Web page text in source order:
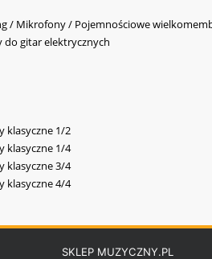
/ Mikrofony / Pojemnościowe
do gitar elektrycznych
klasyczne 1/2
klasyczne 1/4
klasyczne 3/4
klasyczne 4/4
SKLEP MUZYCZNY.PL